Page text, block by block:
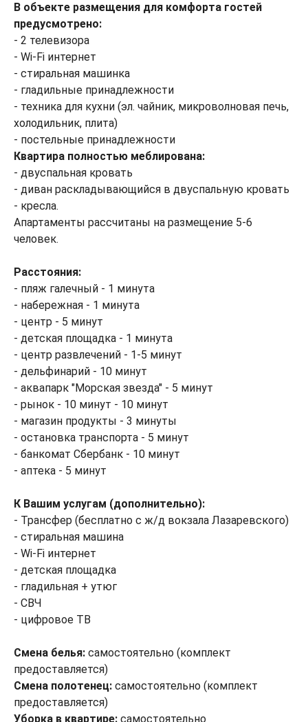
В объекте размещения для комфорта гостей
предусмотрено:
- 2 телевизора
- Wi-Fi интернет
- стиральная машинка
- гладильные принадлежности
- техника для кухни (эл. чайник, микроволновая печь,
холодильник, плита)
- постельные принадлежности
Квартира полностью меблирована:
- двуспальная кровать
- диван раскладывающийся в двуспальную кровать
- кресла.
Апартаменты рассчитаны на размещение 5-6
человек.
Расстояния:
- пляж галечный - 1 минута
- набережная - 1 минута
- центр - 5 минут
- детская площадка - 1 минута
- центр развлечений - 1-5 минут
- дельфинарий - 10 минут
- аквапарк "Морская звезда" - 5 минут
- рынок - 10 минут - 10 минут
- магазин продукты - 3 минуты
- остановка транспорта - 5 минут
- банкомат Сбербанк - 10 минут
- аптека - 5 минут
К Вашим услугам (дополнительно):
- Трансфер (бесплатно с ж/д вокзала Лазаревского)
- стиральная машина
- Wi-Fi интернет
- детская площадка
- гладильная + утюг
- СВЧ
- цифровое ТВ
Смена белья: самостоятельно (комплект
предоставляется)
Смена полотенец: самостоятельно (комплект
предоставляется)
Уборка в квартире: самостоятельно